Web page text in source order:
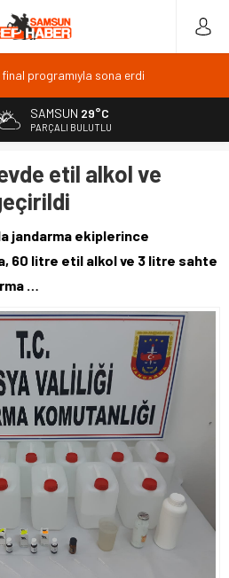
programıyla sona erdi
10 gün süreyle erişime açtı
yeniden öğrenim hakkı
SAMSUN 29°C
PARÇALI BULUTLU
etil alkol ve
jandarma ekiplerince
60 litre etil alkol ve 3 litre sahte
…